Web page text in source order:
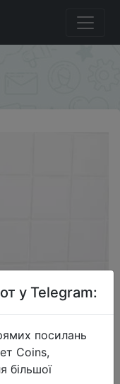
настенная
кухонных
у Telegram:
посилань
Coins,
більшої